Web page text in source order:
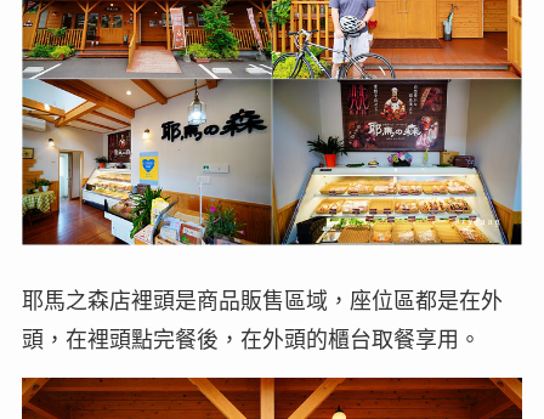
耶馬之森店裡頭是商品販售區域，座位區都是在外
頭，在裡頭點完餐後，在外頭的櫃台取餐享用。